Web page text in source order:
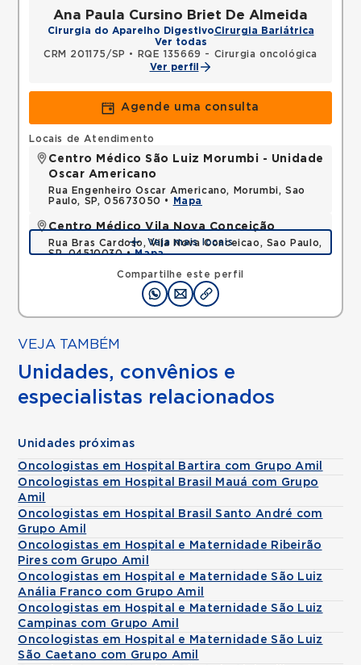
Ana Paula Cursino Briet De Almeida
Cirurgia do Aparelho DigestivoCirurgia Bariátrica
Ver todas
CRM 201175/SP •
RQE 135669 - Cirurgia oncológica
Ver perfil
Agende uma consulta
Compartilhe este perfil
Locais de Atendimento
Centro Médico São Luiz Morumbi - Unidade
Oscar Americano
Rua Engenheiro Oscar Americano, Morumbi, Sao
Paulo, SP, 05673050 •
Mapa
Centro Médico Vila Nova Conceição
Rua Bras Cardoso, Vila Nova Conceicao, Sao Paulo,
SP, 04510030 •Mapa
Veja mais locais
VEJA TAMBÉM
Unidades, convênios e
especialistas relacionados
Unidades próximas
Oncologistas em Hospital Bartira com Grupo Amil
Oncologistas em Hospital Brasil Mauá com Grupo
Amil
Oncologistas em Hospital Brasil Santo André com
Grupo Amil
Oncologistas em Hospital e Maternidade Ribeirão
Pires com Grupo Amil
Oncologistas em Hospital e Maternidade São Luiz
Anália Franco com Grupo Amil
Oncologistas em Hospital e Maternidade São Luiz
Campinas com Grupo Amil
Oncologistas em Hospital e Maternidade São Luiz
São Caetano com Grupo Amil